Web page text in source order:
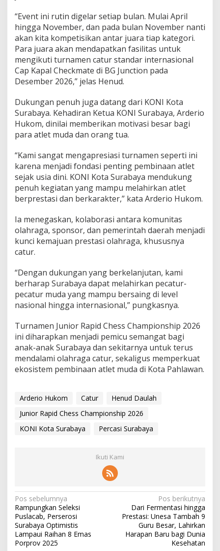
“Event ini rutin digelar setiap bulan. Mulai April
hingga November, dan pada bulan November nanti
akan kita kompetisikan antar juara tiap kategori.
Para juara akan mendapatkan fasilitas untuk
mengikuti turnamen catur standar internasional
Cap Kapal Checkmate di BG Junction pada
Desember 2026,” jelas Henud.
Dukungan penuh juga datang dari KONI Kota
Surabaya. Kehadiran Ketua KONI Surabaya, Arderio
Hukom, dinilai memberikan motivasi besar bagi
para atlet muda dan orang tua.
“Kami sangat mengapresiasi turnamen seperti ini
karena menjadi fondasi penting pembinaan atlet
sejak usia dini. KONI Kota Surabaya mendukung
penuh kegiatan yang mampu melahirkan atlet
berprestasi dan berkarakter,” kata Arderio Hukom.
Ia menegaskan, kolaborasi antara komunitas
olahraga, sponsor, dan pemerintah daerah menjadi
kunci kemajuan prestasi olahraga, khususnya
catur.
“Dengan dukungan yang berkelanjutan, kami
berharap Surabaya dapat melahirkan pecatur-
pecatur muda yang mampu bersaing di level
nasional hingga internasional,” pungkasnya.
Turnamen Junior Rapid Chess Championship 2026
ini diharapkan menjadi pemicu semangat bagi
anak-anak Surabaya dan sekitarnya untuk terus
mendalami olahraga catur, sekaligus memperkuat
ekosistem pembinaan atlet muda di Kota Pahlawan.
Arderio Hukom Catur
Henud Daulah
Junior Rapid Chess Championship 2026
KONI Kota Surabaya
Percasi Surabaya
Ikuti Kami
N
a
v
i
Pos sebelumnya
Rampungkan Seleksi
Puslacab, Perserosi
Surabaya Optimistis
Lampaui Raihan 8 Emas
Porprov 2025
Pos berikutnya
Dari Fermentasi hingga
Prestasi: Unesa Tambah 9
Guru Besar, Lahirkan
Harapan Baru bagi Dunia
Kesehatan